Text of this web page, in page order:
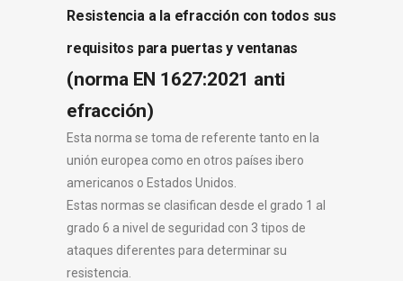
Resistencia a la efracción con todos sus
requisitos para puertas y ventanas
(norma EN 1627:2021 anti
efracción)
Esta norma se toma de referente tanto en la
unión europea como en otros países ibero
americanos o Estados Unidos.
Estas normas se clasifican desde el grado 1 al
grado 6 a nivel de seguridad con 3 tipos de
ataques diferentes para determinar su
resistencia.